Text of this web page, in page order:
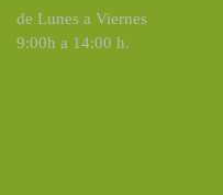
de Lunes a Viernes
9:00h a 14:00 h.